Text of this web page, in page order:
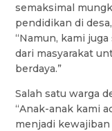
semaksimal
pendidikan di
“Namun, kami
dari masyarakat
berdaya.”
Salah satu warga
“Anak-anak kami
menjadi